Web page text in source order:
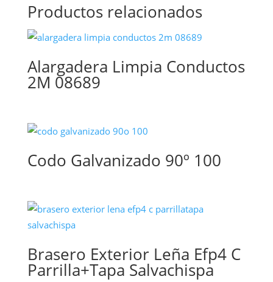
Productos relacionados
Alargadera Limpia Conductos
2M 08689
Codo Galvanizado 90º 100
Brasero Exterior Leña Efp4 C
Parrilla+Tapa Salvachispa